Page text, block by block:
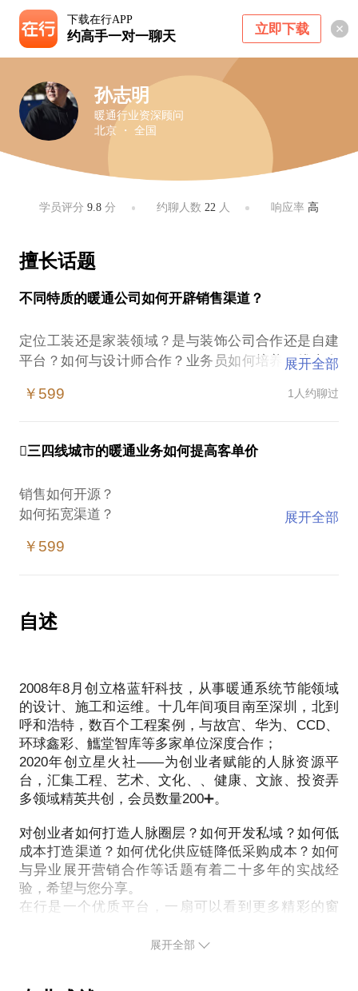
下载在行APP
约高手一对一聊天 立即下载
孙志明
暖通行业资深顾问
北京 ・ 全国
学员评分9.8 分 约聊人数 22 人 响应率 高
擅长话题
不同特质的暖通公司如何开辟销售渠道？
定位工装还是家装领域？是与装饰公司合作还是自建
平台？如何与设计师合作？业务员如何培养？线上自
展开全部
￥599 1人约聊过
三四线城市的暖通业务如何提高客单价
销售如何开源？
如何拓宽渠道？
如何低成本获客？
展开全部
￥599
自述
2008年8月创立格蓝轩科技，从事暖通系统节能领域
的设计、施工和运维。十几年间项目南至深圳，北到
呼和浩特，数百个工程案例，与故宫、华为、CCD、
环球鑫彩、觿堂智库等多家单位深度合作；
2020年创立星火社——为创业者赋能的人脉资源平
台，汇集工程、艺术、文化、、健康、文旅、投资弄
多领域精英共创，会员数量200➕。
对创业者如何打造人脉圈层？如何开发私域？如何低
成本打造渠道？如何优化供应链降低采购成本？如何
与异业展开营销合作等话题有着二十多年的实战经
验，希望与您分享。
在行是一个优质平台，一扇可以看到更多精彩的窗
展开全部